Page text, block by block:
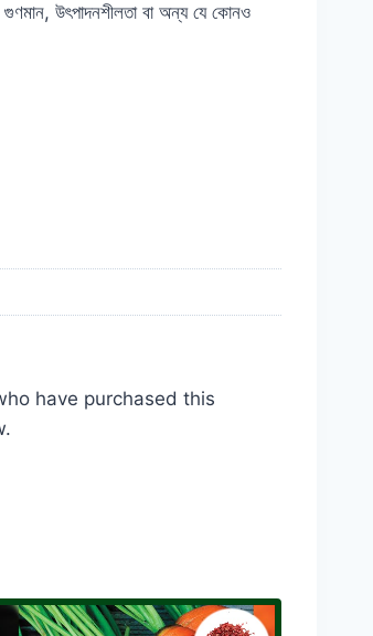
উৎপাদনশীলতা বা অন্য যে কোনও
have purchased this